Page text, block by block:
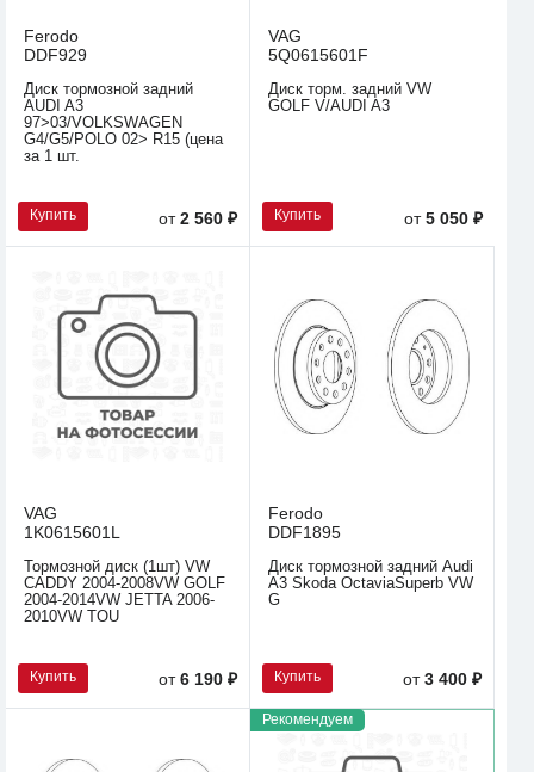
Ferodo
DDF929
Диск тормозной задний
AUDI A3
97>03/VOLKSWAGEN
G4/G5/POLO 02> R15 (цена
за 1 шт.
Купить от2 560 ₽
VAG
5Q0615601F
Диск торм. задний VW
GOLF V/AUDI A3
Купить от5 050 ₽
VAG
1K0615601L
Тормозной диск (1шт) VW
CADDY 2004-2008VW GOLF
2004-2014VW JETTA 2006-
2010VW TOU
Купить от6 190 ₽
Ferodo
DDF1895
Диск тормозной задний Audi
A3 Skoda OctaviaSuperb VW
G
Купить от3 400 ₽
Рекомендуем